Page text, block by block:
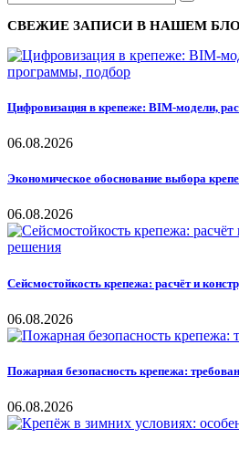
СВЕЖИЕ ЗАПИСИ В НАШЕМ
Цифровизация в крепеже: BIM-модели,
06.08.2026
Экономическое обоснование выбора
06.08.2026
Сейсмостойкость крепежа: расчёт и
06.08.2026
Пожарная безопасность крепежа:
06.08.2026